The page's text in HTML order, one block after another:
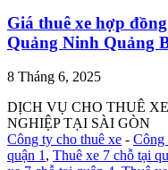
Giá thuê xe hợp
Quảng Ninh Quảng
8 Tháng 6, 2025
DỊCH VỤ CHO THUÊ
NGHIỆP TẠI SÀI GÒN
Công ty cho thuê xe - Công
quận 1 , Thuê xe 7 chỗ tại